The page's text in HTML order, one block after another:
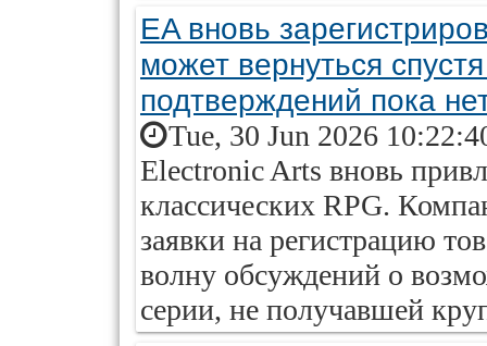
EA вновь
может вернуться
подтверждений пока
Tue, 30 Jun 2026
Electronic Arts вновь
классических RPG.
заявки на регистрацию
волну обсуждений о
серии, не получавшей